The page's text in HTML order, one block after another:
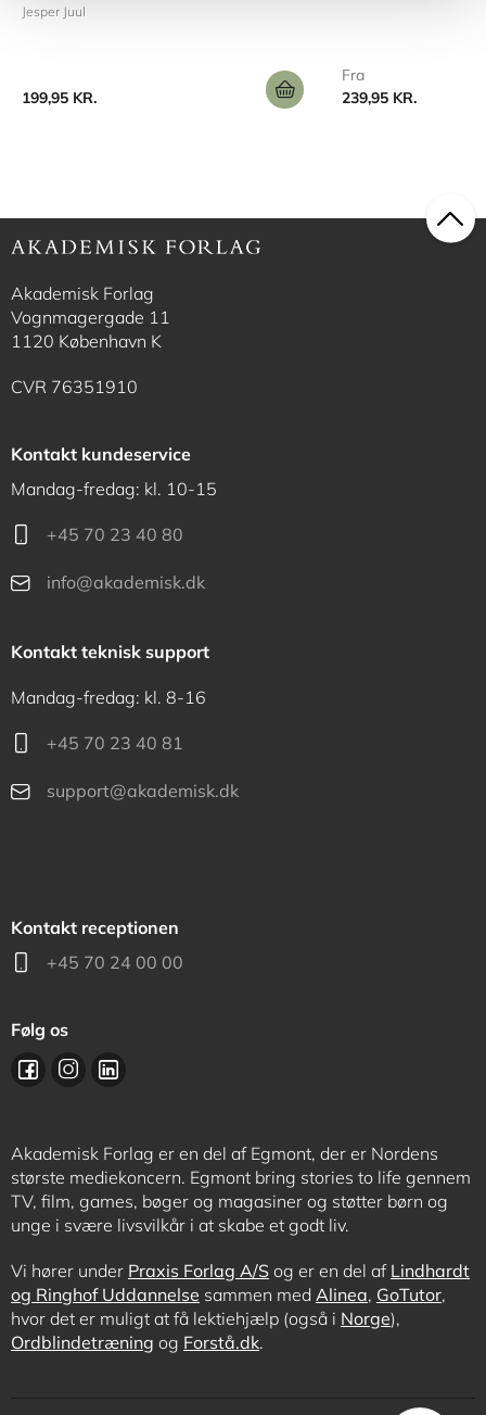
Jesper Juul
199,95 KR.
Fra
239,95 KR.
Akademisk Forlag
Vognmagergade 11
1120 København K
CVR 76351910
Kontakt kundeservice
Mandag-fredag: kl. 10-15
+45 70 23 40 80
info@akademisk.dk
Kontakt teknisk support
Mandag-fredag: kl. 8-16
+45 70 23 40 81
support@akademisk.dk
Kontakt receptionen
+45 70 24 00 00
Følg os
Akademisk Forlag er en del af Egmont, der er Nordens
største mediekoncern. Egmont bring stories to life gennem
TV, film, games, bøger og magasiner og støtter børn og
unge i svære livsvilkår i at skabe et godt liv.
Vi hører under Praxis Forlag A/S og er en del af Lindhardt
og Ringhof Uddannelse sammen med Alinea, GoTutor,
hvor det er muligt at få lektiehjælp (også i Norge),
Ordblindetræning og Forstå.dk.